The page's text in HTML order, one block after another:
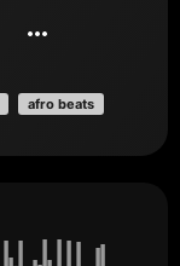
afro beats